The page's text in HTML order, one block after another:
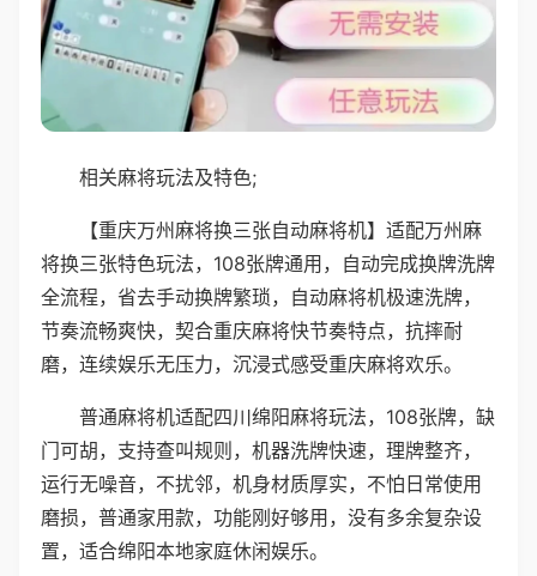
相关麻将玩法及特色;
【重庆万州麻将换三张自动麻将机】适配万州麻
将换三张特色玩法，108张牌通用，自动完成换牌洗牌
全流程，省去手动换牌繁琐，自动麻将机极速洗牌，
节奏流畅爽快，契合重庆麻将快节奏特点，抗摔耐
磨，连续娱乐无压力，沉浸式感受重庆麻将欢乐。
普通麻将机适配四川绵阳麻将玩法，108张牌，缺
门可胡，支持查叫规则，机器洗牌快速，理牌整齐，
运行无噪音，不扰邻，机身材质厚实，不怕日常使用
磨损，普通家用款，功能刚好够用，没有多余复杂设
置，适合绵阳本地家庭休闲娱乐。